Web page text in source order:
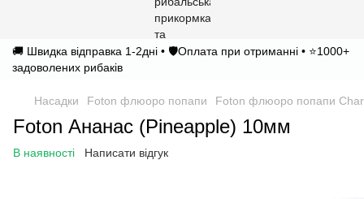
🚚 Швидка відправка 1-2дні • 🛡️Оплата при отриманні • ⭐1000+
задоволених рибаків
Насадки Foton флюоро попапи Foton флюоро попапи
Foton Ананас (Pineapple) 10мм
В наявності Написати відгук